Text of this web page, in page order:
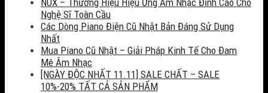
Nghệ Sĩ Toàn Cầu
Các Dòng Piano Điện Cũ Nhật Bản Đáng Sử Dụng
Nhất
Mua Piano Cũ Nhật – Giải Pháp Kinh Tế Cho Đam
Mê Âm Nhạc
[NGÀY ĐỘC NHẤT 11.11] SALE CHẤT – SALE
10%-20% TẤT CẢ SẢN PHẨM